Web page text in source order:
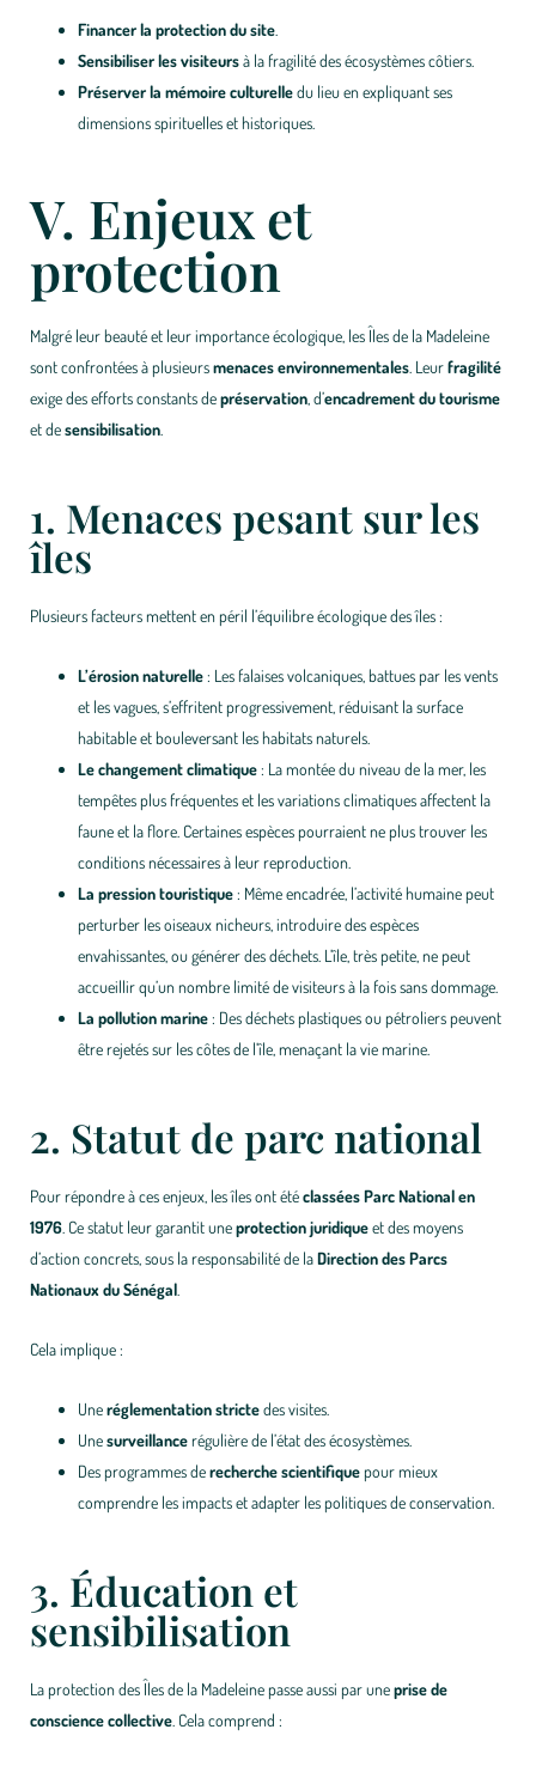
Financer la protection du site
Sensibiliser les visiteursà la fragilité des écosystèmes côtiers.
Préserver la mémoire culturelledu lieu en expliquant ses
dimensions spirituelles et historiques.
V. Enjeux et
protection
Malgré leur beauté et leur importance écologique, les Îles de la Madeleine
sont confrontées à plusieursmenaces environnementales . Leurfragilité
exige des efforts constants depréservation , d’encadrement du tourisme
et desensibilisation
1. Menaces pesant sur les
îles
Plusieurs facteurs mettent en péril l’équilibre écologique des îles :
L’érosion naturelle: Les falaises volcaniques, battues par les vents
et les vagues, s’effritent progressivement, réduisant la surface
habitable et bouleversant les habitats naturels.
Le changement climatique: La montée du niveau de la mer, les
tempêtes plus fréquentes et les variations climatiques affectent la
faune et la flore. Certaines espèces pourraient ne plus trouver les
conditions nécessaires à leur reproduction.
La pression touristique: Même encadrée, l’activité humaine peut
perturber les oiseaux nicheurs, introduire des espèces
envahissantes, ou générer des déchets. L’île, très petite, ne peut
accueillir qu’un nombre limité de visiteurs à la fois sans dommage.
La pollution marine: Des déchets plastiques ou pétroliers peuvent
être rejetés sur les côtes de l’île, menaçant la vie marine.
2. Statut de parc national
Pour répondre à ces enjeux, les îles ont étéclassées Parc National en
1976 . Ce statut leur garantit uneprotection juridiqueet des moyens
d’action concrets, sous la responsabilité de laDirection des Parcs
Nationaux du Sénégal
Cela implique :
Uneréglementation strictedes visites.
Unesurveillancerégulière de l’état des écosystèmes.
Des programmes derecherche scientifiquepour mieux
comprendre les impacts et adapter les politiques de conservation.
3. Éducation et
sensibilisation
La protection des Îles de la Madeleine passe aussi par uneprise de
conscience collective . Cela comprend :